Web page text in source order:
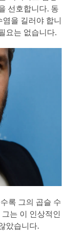
선호합니다. 동
을 길러야 합니
요는 없습니다.
록 그의 곱슬 수
는 이 인상적인
았습니다.